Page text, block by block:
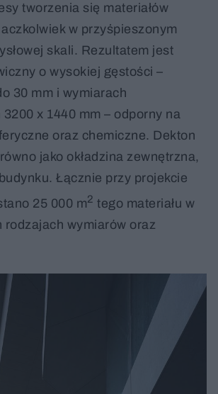
tworzenia się materiałów
w przyśpieszonym
skali. Rezultatem jest
o wysokiej gęstości –
30 mm i wymiarach
x 1440 mm – odporny na
oraz chemiczne. Dekton
jako okładzina zewnętrzna,
Łącznie przy projekcie
25 000 m2 tego materiału w
rodzajach wymiarów oraz